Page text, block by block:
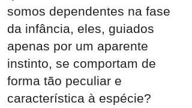
somos dependentes na fase
da infância, eles, guiados
apenas por um aparente
instinto, se comportam de
forma tão peculiar e
característica à espécie?